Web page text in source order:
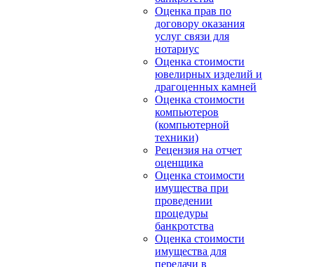
Оценка прав по
договору оказания
услуг связи для
нотариус
Оценка стоимости
ювелирных изделий и
драгоценных камней
Оценка стоимости
компьютеров
(компьютерной
техники)
Рецензия на отчет
оценщика
Оценка стоимости
имущества при
проведении
процедуры
банкротства
Оценка стоимости
имущества для
передачи в